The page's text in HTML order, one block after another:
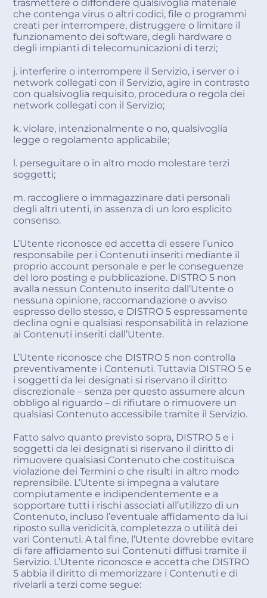
trasmettere o diffondere qualsivoglia materiale
che contenga virus o altri codici, file o programmi
creati per interrompere, distruggere o limitare il
funzionamento dei software, degli hardware o
degli impianti di telecomunicazioni di terzi;
j. interferire o interrompere il Servizio, i server o i
network collegati con il Servizio, agire in contrasto
con qualsivoglia requisito, procedura o regola dei
network collegati con il Servizio;
k. violare, intenzionalmente o no, qualsivoglia
legge o regolamento applicabile;
l. perseguitare o in altro modo molestare terzi
soggetti;
m. raccogliere o immagazzinare dati personali
degli altri utenti, in assenza di un loro esplicito
consenso.
L’Utente riconosce ed accetta di essere l’unico
responsabile per i Contenuti inseriti mediante il
proprio account personale e per le conseguenze
del loro posting e pubblicazione. DISTRO 5 non
avalla nessun Contenuto inserito dall’Utente o
nessuna opinione, raccomandazione o avviso
espresso dello stesso, e DISTRO 5 espressamente
declina ogni e qualsiasi responsabilità in relazione
ai Contenuti inseriti dall’Utente.
L’Utente riconosce che DISTRO 5 non controlla
preventivamente i Contenuti. Tuttavia DISTRO 5 e
i soggetti da lei designati si riservano il diritto
discrezionale – senza per questo assumere alcun
obbligo al riguardo – di rifiutare o rimuovere un
qualsiasi Contenuto accessibile tramite il Servizio.
Fatto salvo quanto previsto sopra, DISTRO 5 e i
soggetti da lei designati si riservano il diritto di
rimuovere qualsiasi Contenuto che costituisca
violazione dei Termini o che risulti in altro modo
reprensibile. L’Utente si impegna a valutare
compiutamente e indipendentemente e a
sopportare tutti i rischi associati all’utilizzo di un
Contenuto, incluso l’eventuale affidamento da lui
riposto sulla veridicità, completezza o utilità dei
vari Contenuti. A tal fine, l’Utente dovrebbe evitare
di fare affidamento sui Contenuti diffusi tramite il
Servizio. L’Utente riconosce e accetta che DISTRO
5 abbia il diritto di memorizzare i Contenuti e di
rivelarli a terzi come segue: